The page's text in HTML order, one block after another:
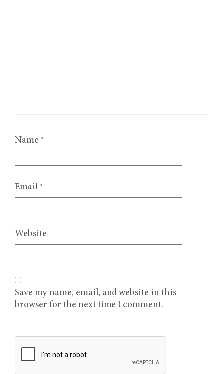
Name *
Email *
Website
Save my name, email, and website in this
browser for the next time I comment.